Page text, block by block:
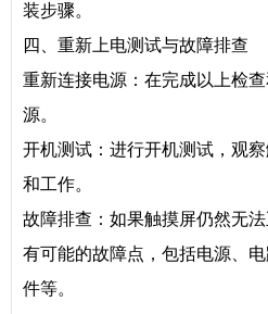
装步骤。
四、重新上电测试与故障排查
重新连接电源：在完成以上检
源。
开机测试：进行开机测试，观
和工作。
故障排查：如果触摸屏仍然无
有可能的故障点，包括电源、
件等。